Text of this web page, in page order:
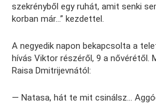
szekrényből egy ruhát, amit senki
korban már…” kezdettel.
A negyedik napon bekapcsolta a
hívás Viktor részéről, 9 a nővérétől.
Raisa Dmitrijevnától:
— Natasa, hát te mit csinálsz…